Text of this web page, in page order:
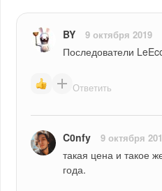
BY 9 октября 2019
Последователи
Ответить
C0nfy 9 октября
такая цена и такое
года.